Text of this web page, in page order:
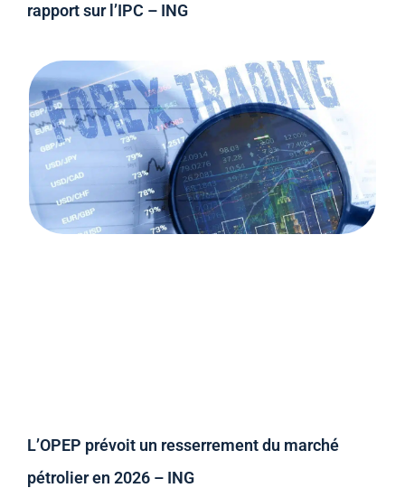
rapport sur l’IPC – ING
L’OPEP prévoit un resserrement du marché
pétrolier en 2026 – ING